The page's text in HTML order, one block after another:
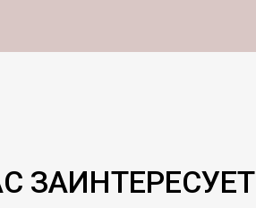
ЗАИНТЕРЕСУЕТ